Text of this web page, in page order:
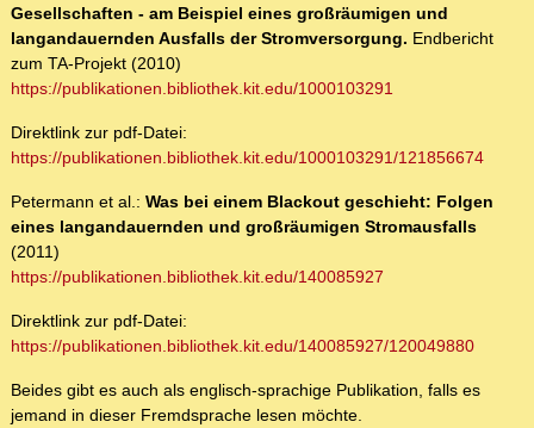
Gesellschaften - am Beispiel eines großräumigen und
langandauernden Ausfalls der Stromversorgung. Endbericht
zum TA-Projekt (2010)
https://publikationen.bibliothek.kit.edu/1000103291
Direktlink zur pdf-Datei:
https://publikationen.bibliothek.kit.edu/1000103291/121856674
Petermann et al.: Was bei einem Blackout geschieht: Folgen
eines langandauernden und großräumigen Stromausfalls
(2011)
https://publikationen.bibliothek.kit.edu/140085927
Direktlink zur pdf-Datei:
https://publikationen.bibliothek.kit.edu/140085927/120049880
Beides gibt es auch als englisch-sprachige Publikation, falls es
jemand in dieser Fremdsprache lesen möchte.